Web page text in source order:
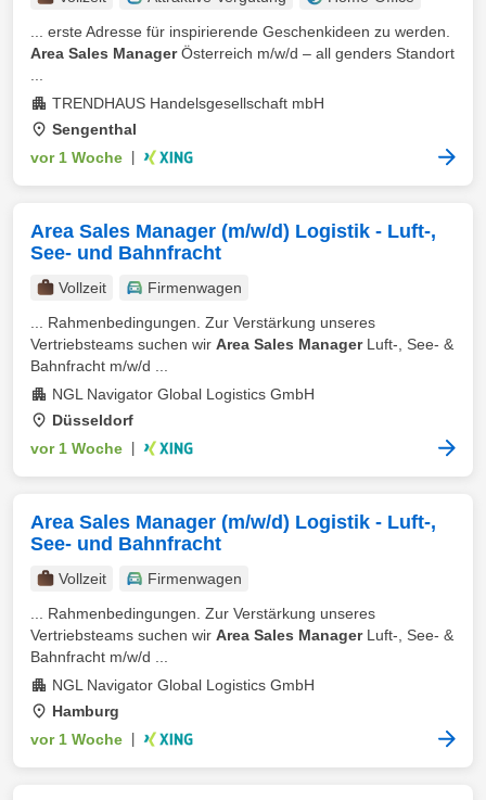
... erste Adresse für inspirierende Geschenkideen zu werden.
Area Sales ManagerÖsterreich m/w/d – all genders Standort
TRENDHAUS Handelsgesellschaft mbH
Sengenthal
vor 1 Woche
Area Sales Manager (m/w/d) Logistik - Luft-,
See- und Bahnfracht
Vollzeit
Firmenwagen
... Rahmenbedingungen. Zur Verstärkung unseres
Vertriebsteams suchen wir Area Sales ManagerLuft-, See- &
Bahnfracht m/w/d ...
NGL Navigator Global Logistics GmbH
Düsseldorf
vor 1 Woche
Area Sales Manager (m/w/d) Logistik - Luft-,
See- und Bahnfracht
Vollzeit
Firmenwagen
... Rahmenbedingungen. Zur Verstärkung unseres
Vertriebsteams suchen wir Area Sales ManagerLuft-, See- &
Bahnfracht m/w/d ...
NGL Navigator Global Logistics GmbH
Hamburg
vor 1 Woche